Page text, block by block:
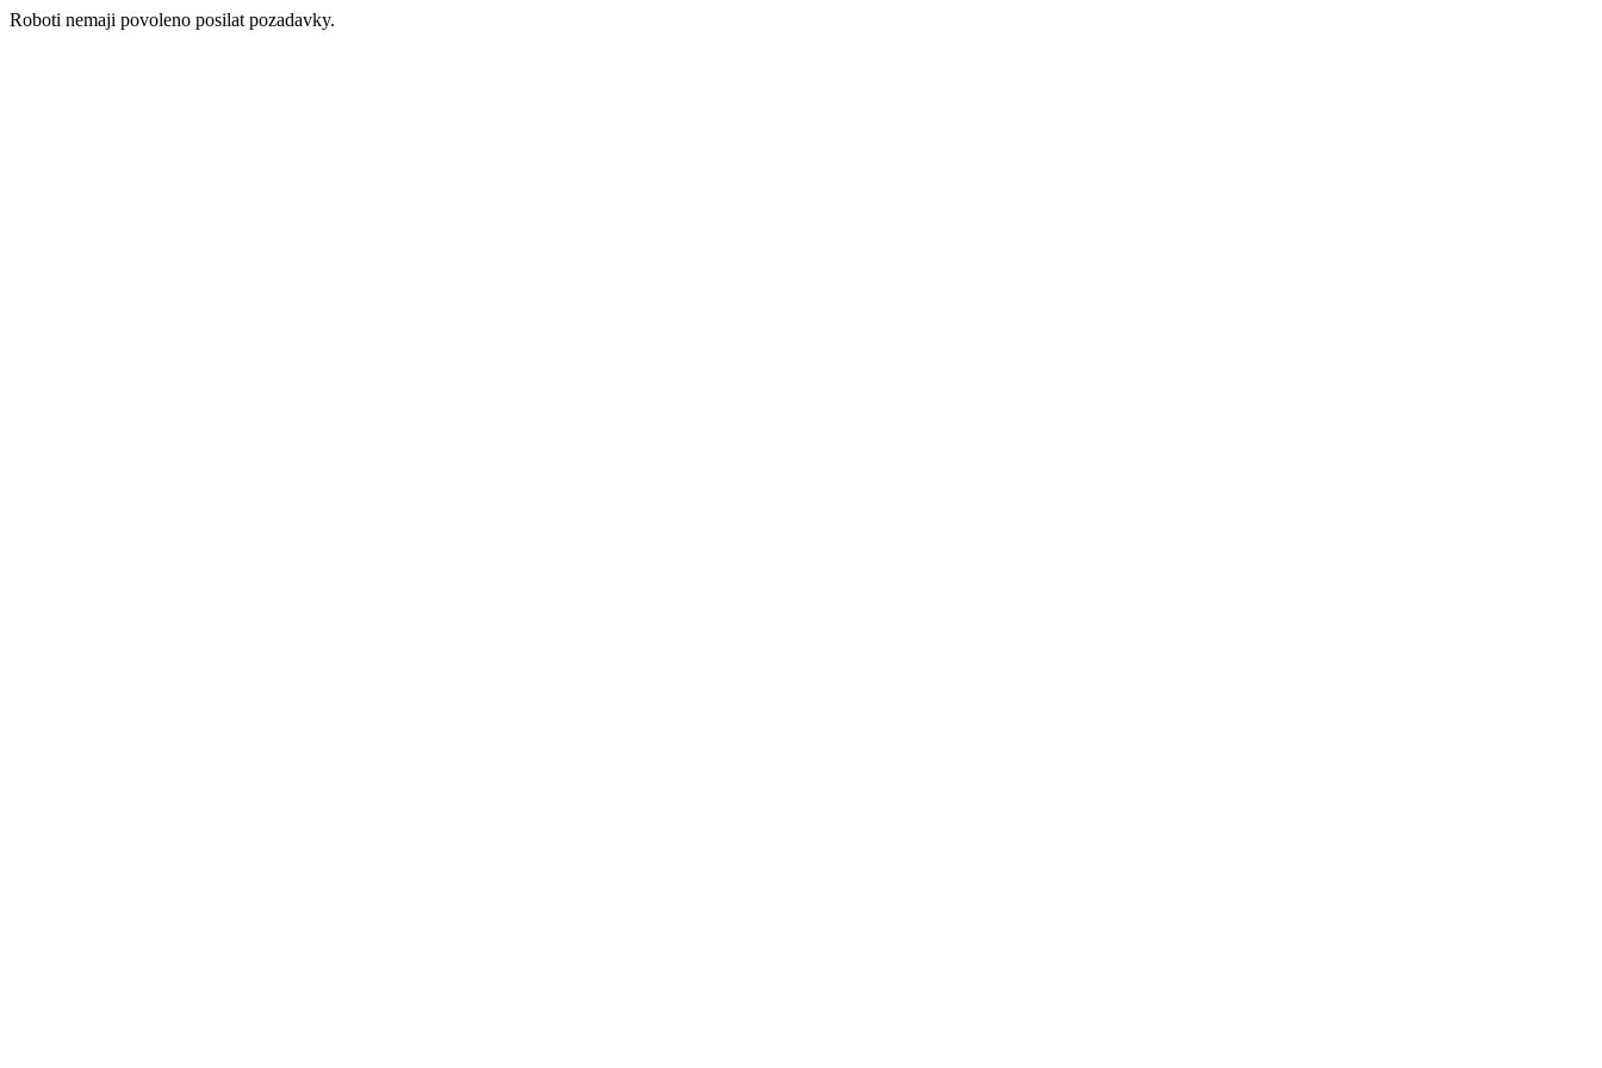
Roboti nemaji povoleno posilat pozadavky.